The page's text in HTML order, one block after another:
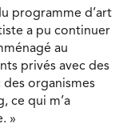
programme d’art
a pu continuer
au
privés avec des
des organismes
ce qui m’a
»